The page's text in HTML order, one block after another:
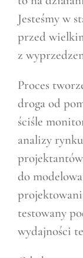
Jesteśmy w
przed
z
Proces
droga od
ściśle
analizy
do
testowany
wydajności